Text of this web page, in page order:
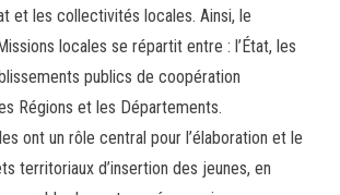
et les collectivités locales. Ainsi, le
locales se répartit entre : l’État, les
publics de coopération
Régions et les Départements.
ont un rôle central pour l’élaboration et le
territoriaux d’insertion des jeunes, en